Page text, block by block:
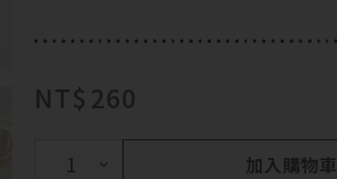
NT$ 260
加入購物車